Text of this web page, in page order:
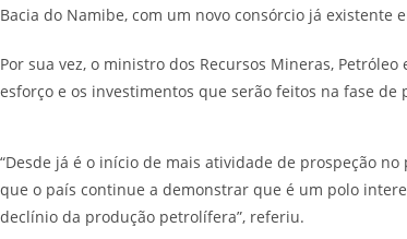
Bacia do Namibe, com um novo consórcio já existente
Por sua vez, o ministro dos Recursos Mineras,
esforço e os investimentos que serão feitos na fase
“Desde já é o início de mais atividade de prospeção
que o país continue a demonstrar que é um polo
declínio da produção petrolífera”, referiu.